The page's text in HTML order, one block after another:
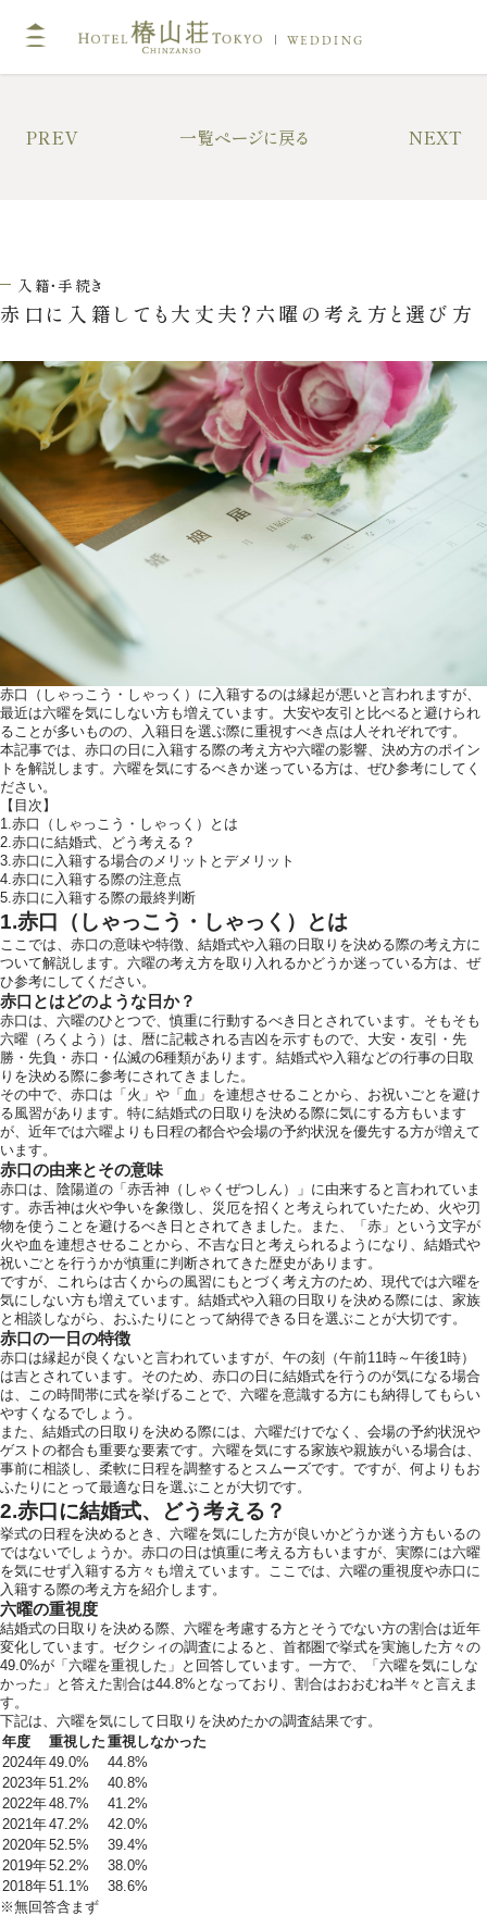
WEDDING
神社挙式
料亭
フォトガイドツアー 料理
ドレス・和装
ウエディングレポート
アクセス
ご列席の皆様へ
トピックス
お問い合わせ・
資料請求
ご不明な点やご相
お問合せ ・ 資
ブライダルフ
ホテル椿山
TEL.03-
営業時間 11:00〜18:00（土日
〒112-8680 東京都文京
ホテルサイト
入籍・手続き
赤口に入籍しても大丈夫？六曜の考え方と選び方
赤口（しゃっこう・しゃっく）に入籍するのは縁起が悪いと言われますが、
最近は六曜を気にしない方も増えています。大安や友引と比べると避けられ
ることが多いものの、入籍日を選ぶ際に重視すべき点は人それぞれです。
本記事では、赤口の日に入籍する際の考え方や六曜の影響、決め方のポイン
トを解説します。六曜を気にするべきか迷っている方は、ぜひ参考にしてく
ださい。
【目次】
1.赤口（しゃっこう・しゃっく）とは
2.赤口に結婚式、どう考える？
3.赤口に入籍する場合のメリットとデメリット
4.赤口に入籍する際の注意点
5.赤口に入籍する際の最終判断
1.赤口（しゃっこう・しゃっく）とは
ここでは、赤口の意味や特徴、結婚式や入籍の日取りを決める際の考え方に
ついて解説します。六曜の考え方を取り入れるかどうか迷っている方は、ぜ
ひ参考にしてください。
赤口とはどのような日か？
赤口は、六曜のひとつで、慎重に行動するべき日とされています。そもそも
六曜（ろくよう）は、暦に記載される吉凶を示すもので、大安・友引・先
勝・先負・赤口・仏滅の6種類があります。結婚式や入籍などの行事の日取
りを決める際に参考にされてきました。
その中で、赤口は「火」や「血」を連想させることから、お祝いごとを避け
る風習があります。特に結婚式の日取りを決める際に気にする方もいます
が、近年では六曜よりも日程の都合や会場の予約状況を優先する方が増えて
います。
赤口の由来とその意味
赤口は、陰陽道の「赤舌神（しゃくぜつしん）」に由来すると言われていま
す。赤舌神は火や争いを象徴し、災厄を招くと考えられていたため、火や刃
物を使うことを避けるべき日とされてきました。また、「赤」という文字が
火や血を連想させることから、不吉な日と考えられるようになり、結婚式や
祝いごとを行うかが慎重に判断されてきた歴史があります。
ですが、これらは古くからの風習にもとづく考え方のため、現代では六曜を
気にしない方も増えています。結婚式や入籍の日取りを決める際には、家族
と相談しながら、おふたりにとって納得できる日を選ぶことが大切です。
赤口の一日の特徴
赤口は縁起が良くないと言われていますが、午の刻（午前11時～午後1時）
は吉とされています。そのため、赤口の日に結婚式を行うのが気になる場合
は、この時間帯に式を挙げることで、六曜を意識する方にも納得してもらい
やすくなるでしょう。
また、結婚式の日取りを決める際には、六曜だけでなく、会場の予約状況や
ゲストの都合も重要な要素です。六曜を気にする家族や親族がいる場合は、
事前に相談し、柔軟に日程を調整するとスムーズです。ですが、何よりもお
ふたりにとって最適な日を選ぶことが大切です。
2.赤口に結婚式、どう考える？
挙式の日程を決めるとき、六曜を気にした方が良いかどうか迷う方もいるの
ではないでしょうか。赤口の日は慎重に考える方もいますが、実際には六曜
を気にせず入籍する方々も増えています。ここでは、六曜の重視度や赤口に
入籍する際の考え方を紹介します。
六曜の重視度
結婚式の日取りを決める際、六曜を考慮する方とそうでない方の割合は近年
変化しています。ゼクシィの調査によると、首都圏で挙式を実施した方々の
49.0%が「六曜を重視した」と回答しています。一方で、「六曜を気にしな
かった」と答えた割合は44.8%となっており、割合はおおむね半々と言えま
す。
下記は、六曜を気にして日取りを決めたかの調査結果です。
年度
重視した 重視しなかった
2024年49.0%
44.8%
2023年51.2%
40.8%
2022年48.7%
41.2%
2021年47.2%
42.0%
2020年52.5%
39.4%
2019年52.2%
38.0%
2018年51.1%
38.6%
※無回答含まず
PREV 一覧ページに戻る NEXT